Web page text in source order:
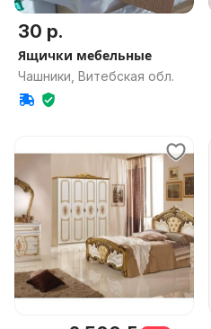
30 р.
Ящички мебельные
Чашники, Витебская обл.